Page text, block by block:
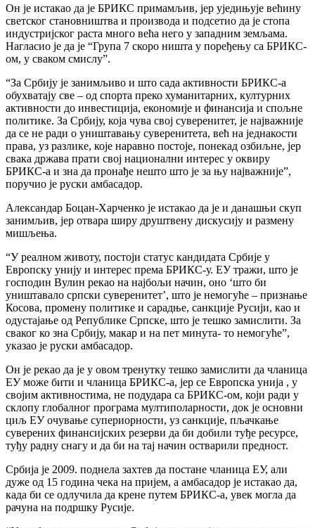
Он је истакао да је БРИКС примамљив, јер уједињује већину
светског становништва и производа и подсетио да је стопа
индустријског раста много већа него у западним земљама.
Нагласио је да је “Група 7 скоро ништа у поређењу са БРИКС-
ом, у сваком смислу”.
“За Србију је занимљиво и што сада активности БРИКС-а
обухватају све – од спорта преко хуманитарних, културних
активности до инвестиција, економије и финансија и спољне
политике. За Србију, која чува свој суверенитет, је најважније
да се не ради о уништавању суверенитета, већ на једнакости
права, уз разлике, које наравно постоје, понекад озбиљне, јер
свака држава прати свој национални интерес у оквиру
БРИКС-а и зна да пронађе нешто што је за њу најважније”,
поручио је руски амбасадор.
Александар Боцан-Харченко је истакао да је и данашњи скуп
занимљив, јер отвара ширу друштвену дискусију и размену
мишљења.
“У реалном животу, постоји статус кандидата Србије у
Европску унију и интерес према БРИКС-у. ЕУ тражи, што је
господин Вулин рекао на најбољи начин, оно ‘што би
уништавало српски суверенитет’, што је немогуће – признање
Косова, промену политике и сарадње, санкције Русији, као и
одустајање од Републике Српске, што је тешко замислити. За
сваког ко зна Србију, макар и на пет минута- то немогуће”,
указао је руски амбасадор.
Он је рекао да је у овом тренутку тешко замислити да чланица
ЕУ може бити и чланица БРИКС-а, јер се Европска унија , у
својим активностима, не подудара са БРИКС-ом, који ради у
склопу глобалног програма мултиполарности, док је основни
циљ ЕУ очување супериорности, уз санкције, пљачкање
суверених финансијских резерви да би добили туђе ресурсе,
туђу радну снагу и да би на тај начин остварили предност.
Србија је 2009. поднела захтев да постане чланица ЕУ, али
дуже од 15 година чека на пријем, а амбасадор је истакао да,
када би се одлучила да крене путем БРИКС-а, увек могла да
рачуна на подршку Русије.